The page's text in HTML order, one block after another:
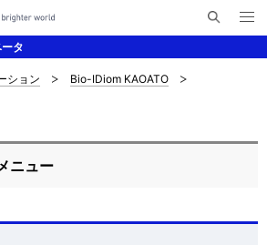
タ
メ
ニ
ション
Bio-IDiom KAOATO
ニュー